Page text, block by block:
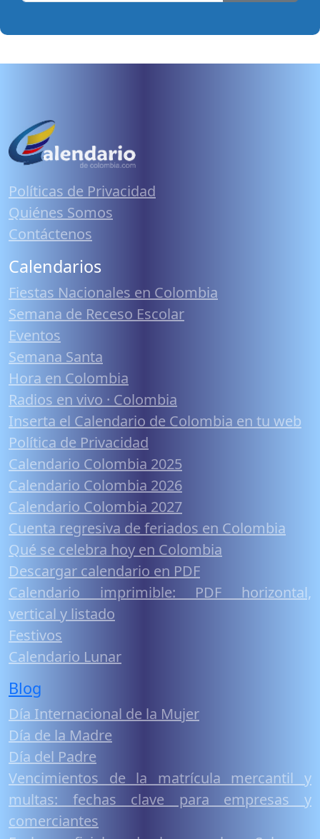
Políticas de Privacidad
Quiénes Somos
Contáctenos
Calendarios
Fiestas Nacionales en Colombia
Semana de Receso Escolar
Eventos
Semana Santa
Hora en Colombia
Radios en vivo · Colombia
Inserta el Calendario de Colombia en tu web
Política de Privacidad
Calendario Colombia 2025
Calendario Colombia 2026
Calendario Colombia 2027
Cuenta regresiva de feriados en Colombia
Qué se celebra hoy en Colombia
Descargar calendario en PDF
Calendario imprimible: PDF horizontal,
vertical y listado
Festivos
Calendario Lunar
Blog
Día Internacional de la Mujer
Día de la Madre
Día del Padre
Vencimientos de la matrícula mercantil y
multas: fechas clave para empresas y
comerciantes